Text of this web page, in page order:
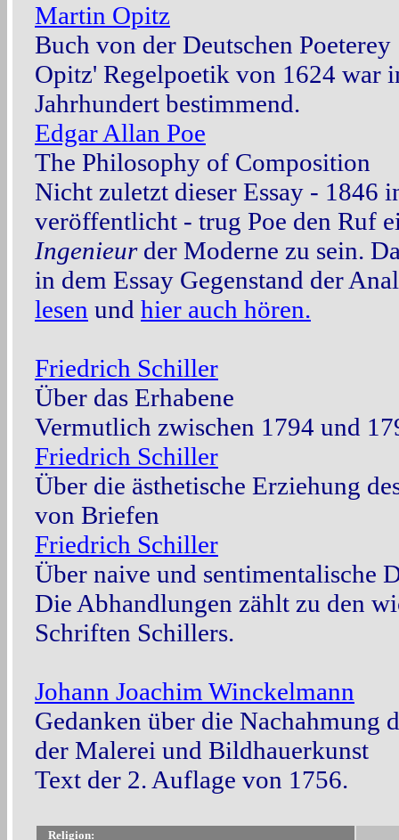
Martin Opitz
Buch von der Deutschen Poeterey
Opitz' Regelpoetik von 1624 war
Jahrhundert bestimmend.
Edgar Allan Poe
The Philosophy of Composition
Nicht zuletzt dieser Essay - 1846
veröffentlicht - trug Poe den Ruf
Ingenieurder Moderne zu sein.
in dem Essay Gegenstand der
lesen und hier auch hören.
Friedrich Schiller
Über das Erhabene
Vermutlich zwischen 1794 und
Friedrich Schiller
Über die ästhetische Erziehung
von Briefen
Friedrich Schiller
Über naive und sentimentalische
Die Abhandlungen zählt zu den
Schriften Schillers.
Johann Joachim Winckelmann
Gedanken über die Nachahmung
der Malerei und Bildhauerkunst
Text der 2. Auflage von 1756.
Religion: